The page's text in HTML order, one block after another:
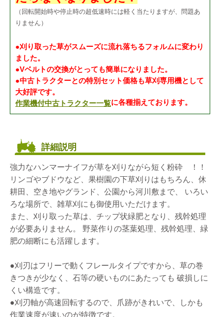
（回転開始時や停止時の超低速時には軽く当たりますが、問題あ
りません）
●刈り取った草がスムーズに流れ落ちるフォルムに変わり
ました。
●Vベルトの交換がとっても簡単になりました。
●中古トラクターとの特別セット価格も草刈専用機として
大好評です。
作業機付中古トラクター一覧に各種揃えております。
詳細説明
強力なハンマーナイフが草を刈りながら短く粉砕 ！！
リンゴやブドウなど、果樹園の下草刈りはもちろん、休
耕田、空き地やグランド、公園から河川敷まで、 いろい
ろな場所で、雑草刈にも御使用いただけます。
また、刈り取った草は、チップ状緑肥となり、残幹処理
が必要ありません。 野菜作りの茎葉処理、残幹処理、緑
肥の細断にも活躍します。
●刈刃はフリーで動くフレールタイプですから、草の巻
きつきが少なく、石等の硬いものにあたっても 破損しに
くい構造です。
●刈刃軸が高速回転するので、爪跡がきれいで、しかも
作業速度が速いのが特徴です。